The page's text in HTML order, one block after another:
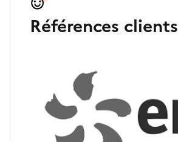
Références clients